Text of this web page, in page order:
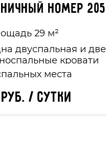
номер 205
29 м²
двуспальная и две
кровати
места
/ сутки